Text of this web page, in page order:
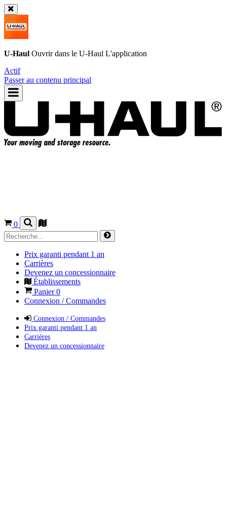
U-Haul Ouvrir dans le U-Haul L'application
Actif
Passer au contenu principal
0
Prix garanti pendant 1 an
Carrières
Devenez un concessionnaire
Établissements
Panier0
Connexion / Commandes
Connexion / Commandes
Prix garanti pendant 1 an
Carrières
Devenez un concessionnaire